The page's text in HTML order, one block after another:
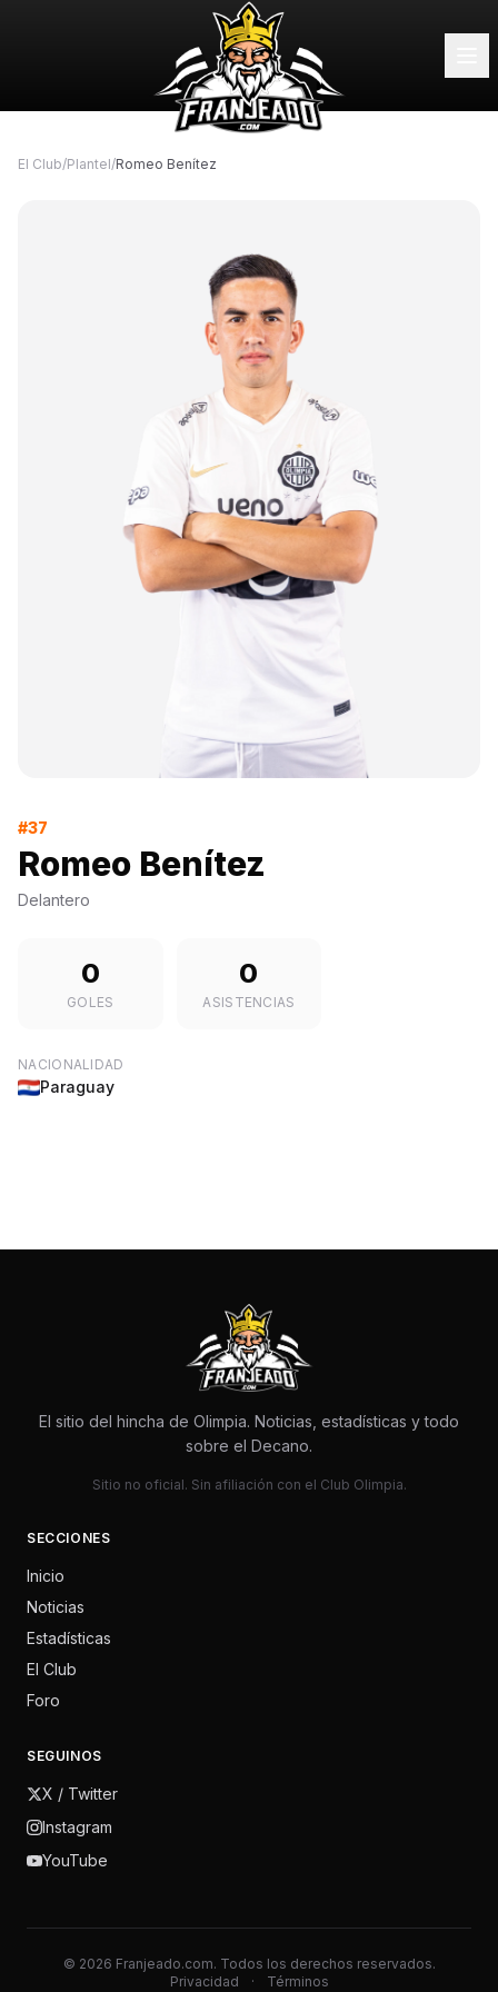
El Club/Plantel/Romeo Benítez
#37
Romeo Benítez
Delantero
0
GOLES
0
ASISTENCIAS
NACIONALIDAD
Paraguay
El sitio del hincha de Olimpia. Noticias, estadísticas y todo
sobre el Decano.
Sitio no oficial. Sin afiliación con el Club Olimpia.
SECCIONES
Inicio
Noticias
Estadísticas
El Club
Foro
SEGUINOS
X / Twitter
Instagram
YouTube
© 2026 Franjeado.com. Todos los derechos reservados.
Privacidad
· Términos